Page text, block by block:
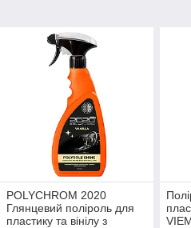
POLYCHROM 2020
Глянцевий поліроль для
пластику та вінілу з